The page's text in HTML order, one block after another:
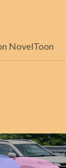
NovelToon